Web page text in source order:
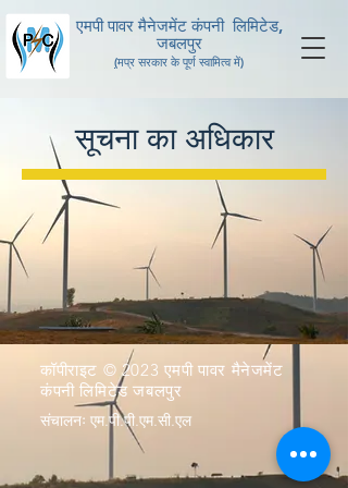
एमपी पावर मैनेजमेंट कंपनी लिमिटेड,
जबलपुर
(मप्र सरकार के पूर्ण स्वामित्व में)
सूचना का अधिकार
कॉपीराइट © 2023 एमपी पावर मैनेजमेंट
कंपनी लिमिटेड जबलपुर
संचालनः एम.पी.पी.एम.सी.एल